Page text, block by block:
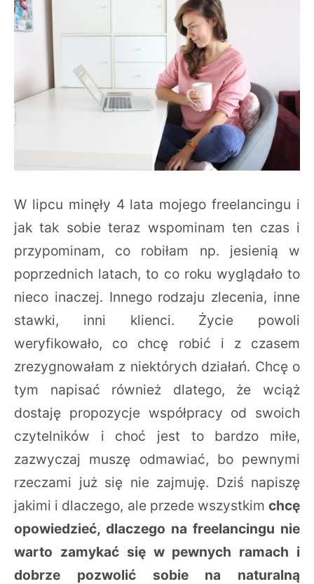
W lipcu minęły 4 lata mojego freelancingu i
jak tak sobie teraz wspominam ten czas i
przypominam, co robiłam np. jesienią w
poprzednich latach, to co roku wyglądało to
nieco inaczej. Innego rodzaju zlecenia, inne
stawki, inni klienci. Życie powoli
weryfikowało, co chcę robić i z czasem
zrezygnowałam z niektórych działań. Chcę o
tym napisać również dlatego, że wciąż
dostaję propozycje współpracy od swoich
czytelników i choć jest to bardzo miłe,
zazwyczaj muszę odmawiać, bo pewnymi
rzeczami już się nie zajmuję. Dziś napiszę
jakimi i dlaczego, ale przede wszystkim chcę
opowiedzieć, dlaczego na freelancingu nie
warto zamykać się w pewnych ramach i
dobrze pozwolić sobie na naturalną